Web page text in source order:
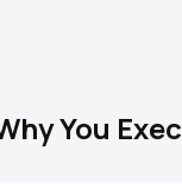
You Exec